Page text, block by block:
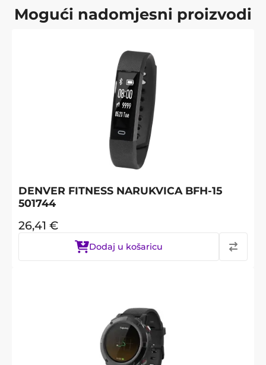
Mogući nadomjesni proizvodi
DENVER FITNESS NARUKVICA BFH-15
501744
26,41 €
Dodaj u košaricu